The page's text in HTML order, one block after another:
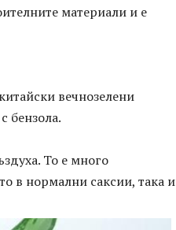
материали и е
вечнозелени
бензола.
То е много
в нормални саксии, така и